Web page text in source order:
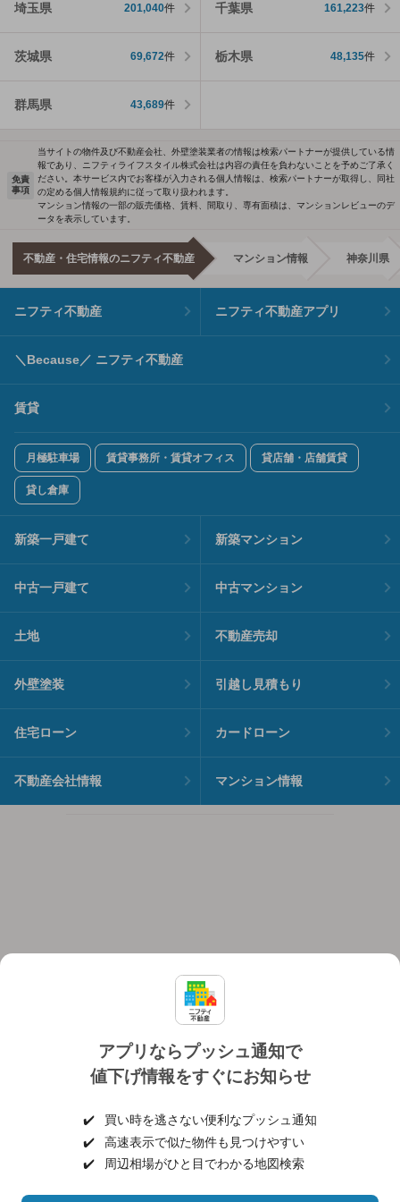
埼玉県 201,040件 千葉県 161,223件
茨城県 69,672件 栃木県 48,135件
群馬県 43,689件
アプリならプッシュ通知で
値下げ情報をすぐにお知らせ
✔️
買い時を逃さない便利なプッシュ通知
✔️
高速表示で似た物件も見つけやすい
✔️
周辺相場がひと目でわかる地図検索
免責
事項
当サイトの物件及び不動産会社、外壁塗装業者の情報は検索パートナーが提供している情
報であり、ニフティライフスタイル株式会社は内容の責任を負わないことを予めご了承く
ださい。本サービス内でお客様が入力される個人情報は、検索パートナーが取得し、同社
の定める個人情報規約に従って取り扱われます。
マンション情報の一部の販売価格、賃料、間取り、専有面積は、マンションレビューのデ
ータを表示しています。
不動産・住宅情報のニフティ不動産 マンション情報 神奈川県
ニフティ不動産 ニフティ不動産アプリ
＼Because／ ニフティ不動産
賃貸
月極駐車場 賃貸事務所・賃貸オフィス 貸店舗・店舗賃貸
貸し倉庫
新築一戸建て 新築マンション
中古一戸建て 中古マンション
土地 不動産売却
外壁塗装 引越し見積もり
住宅ローン カードローン
不動産会社情報 マンション情報
個人情報保護ポリシー 利用規約
ヘルプ・お問い合わせ 採用情報